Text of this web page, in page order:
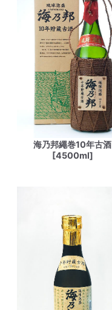
海乃邦繩巻10年古酒
[4500ml]